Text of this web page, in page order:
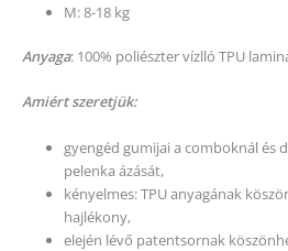
M: 8-18 kg
Anyaga: 100% poliészter vízlló TPU
Amiért szeretjük:
gyengéd gumijai a comboknál és
pelenka ázását,
kényelmes: TPU anyagának
hajlékony,
elején lévő patentsornak